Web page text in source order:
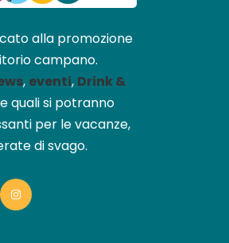
alla promozione
campano.
, eventi, Drink &
quali si potranno
per le vacanze,
di svago.